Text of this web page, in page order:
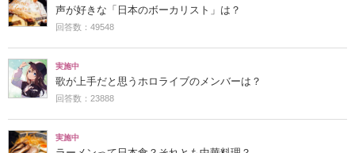
声が好きな「日本のボーカリスト」は？
回答数：49548
実施中
歌が上手だと思うホロライブのメンバーは？
回答数：23888
実施中